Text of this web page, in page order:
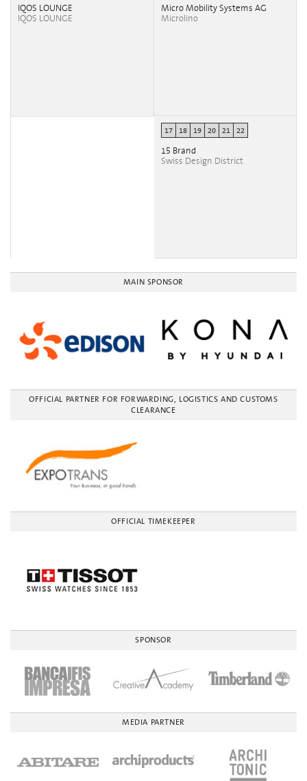
IQOS LOUNGE
IQOS LOUNGE
Micro Mobility Systems AG
Microlino
17 18 19 20 21 22
15 Brand
Swiss Design District
MAIN SPONSOR
OFFICIAL PARTNER FOR FORWARDING, LOGISTICS AND CUSTOMS
CLEARANCE
OFFICIAL TIMEKEEPER
SPONSOR
MEDIA PARTNER